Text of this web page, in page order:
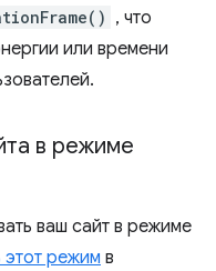
, что
или времени
в режиме
ваш сайт в режиме
этот режим в